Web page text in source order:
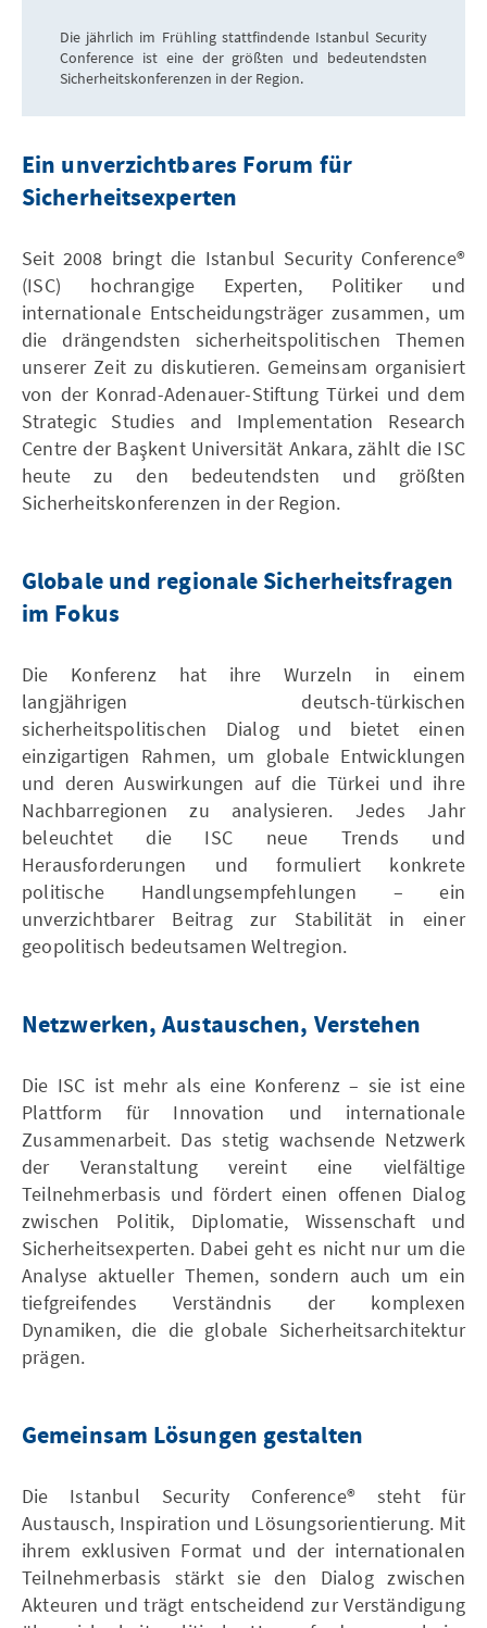
Die jährlich im Frühling stattfindende Istanbul Security
Conference ist eine der größten und bedeutendsten
Sicherheitskonferenzen in der Region.
Ein unverzichtbares Forum für
Sicherheitsexperten
Seit 2008 bringt die Istanbul Security Conference®
(ISC) hochrangige Experten, Politiker und
internationale Entscheidungsträger zusammen, um
die drängendsten sicherheitspolitischen Themen
unserer Zeit zu diskutieren. Gemeinsam organisiert
von der Konrad-Adenauer-Stiftung Türkei und dem
Strategic Studies and Implementation Research
Centre der Başkent Universität Ankara, zählt die ISC
heute zu den bedeutendsten und größten
Sicherheitskonferenzen in der Region.
Globale und regionale Sicherheitsfragen
im Fokus
Die Konferenz hat ihre Wurzeln in einem
langjährigen deutsch-türkischen
sicherheitspolitischen Dialog und bietet einen
einzigartigen Rahmen, um globale Entwicklungen
und deren Auswirkungen auf die Türkei und ihre
Nachbarregionen zu analysieren. Jedes Jahr
beleuchtet die ISC neue Trends und
Herausforderungen und formuliert konkrete
politische Handlungsempfehlungen – ein
unverzichtbarer Beitrag zur Stabilität in einer
geopolitisch bedeutsamen Weltregion.
Netzwerken, Austauschen, Verstehen
Die ISC ist mehr als eine Konferenz – sie ist eine
Plattform für Innovation und internationale
Zusammenarbeit. Das stetig wachsende Netzwerk
der Veranstaltung vereint eine vielfältige
Teilnehmerbasis und fördert einen offenen Dialog
zwischen Politik, Diplomatie, Wissenschaft und
Sicherheitsexperten. Dabei geht es nicht nur um die
Analyse aktueller Themen, sondern auch um ein
tiefgreifendes Verständnis der komplexen
Dynamiken, die die globale Sicherheitsarchitektur
prägen.
Gemeinsam Lösungen gestalten
Die Istanbul Security Conference® steht für
Austausch, Inspiration und Lösungsorientierung. Mit
ihrem exklusiven Format und der internationalen
Teilnehmerbasis stärkt sie den Dialog zwischen
Akteuren und trägt entscheidend zur Verständigung